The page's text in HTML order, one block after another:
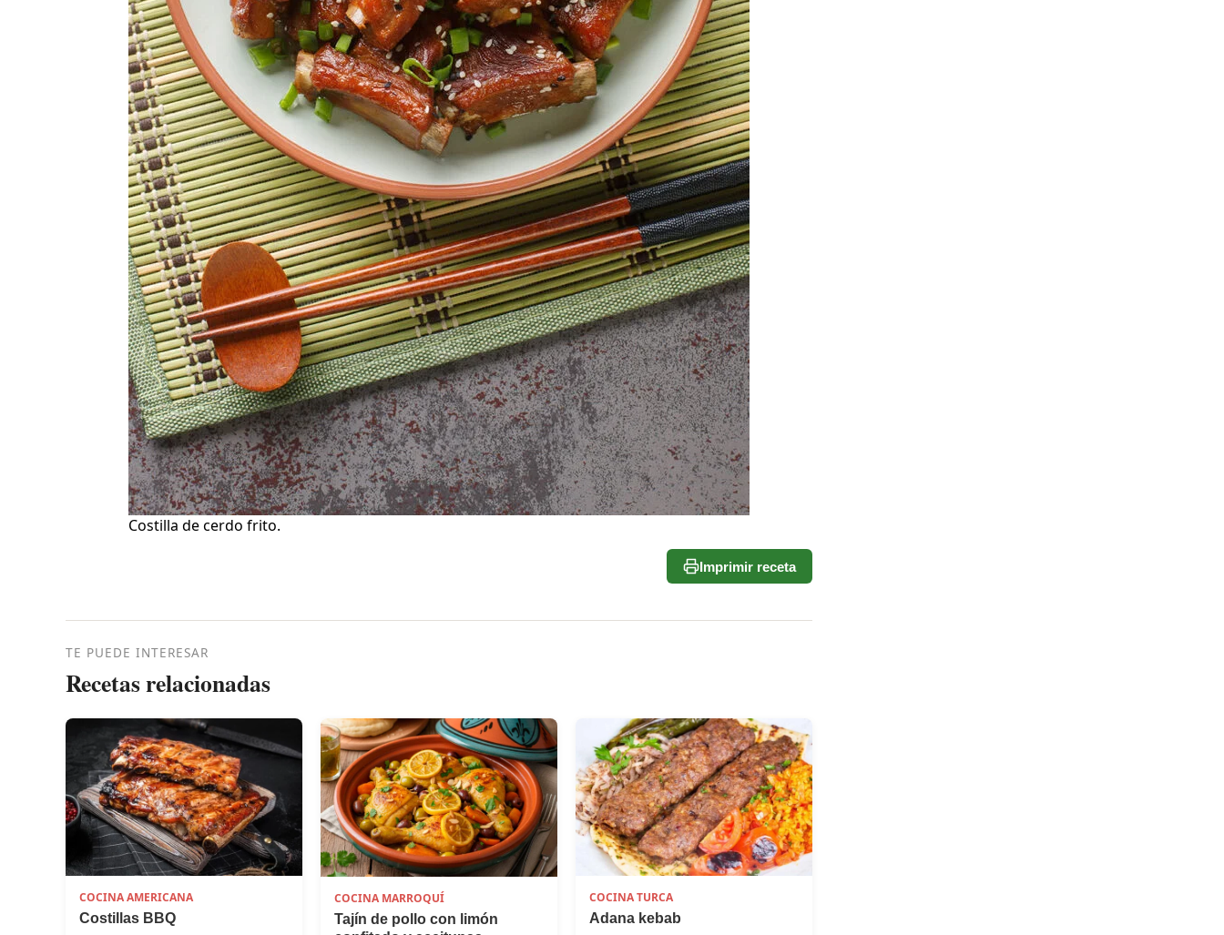
Costilla de cerdo frito.
Imprimir receta
TE PUEDE INTERESAR
Recetas relacionadas
COCINA AMERICANA
Costillas BBQ
COCINA MARROQUÍ
Tajín de pollo con limón
COCINA TURCA
Adana kebab